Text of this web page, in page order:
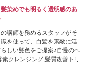
染めでも明るく透明感のあ
講師を務めるスタッフがそ
を使って、白髪を素敵に活
しい髪色をご提案♪自慢のヘ
素クレンジング,髪質改善トリ